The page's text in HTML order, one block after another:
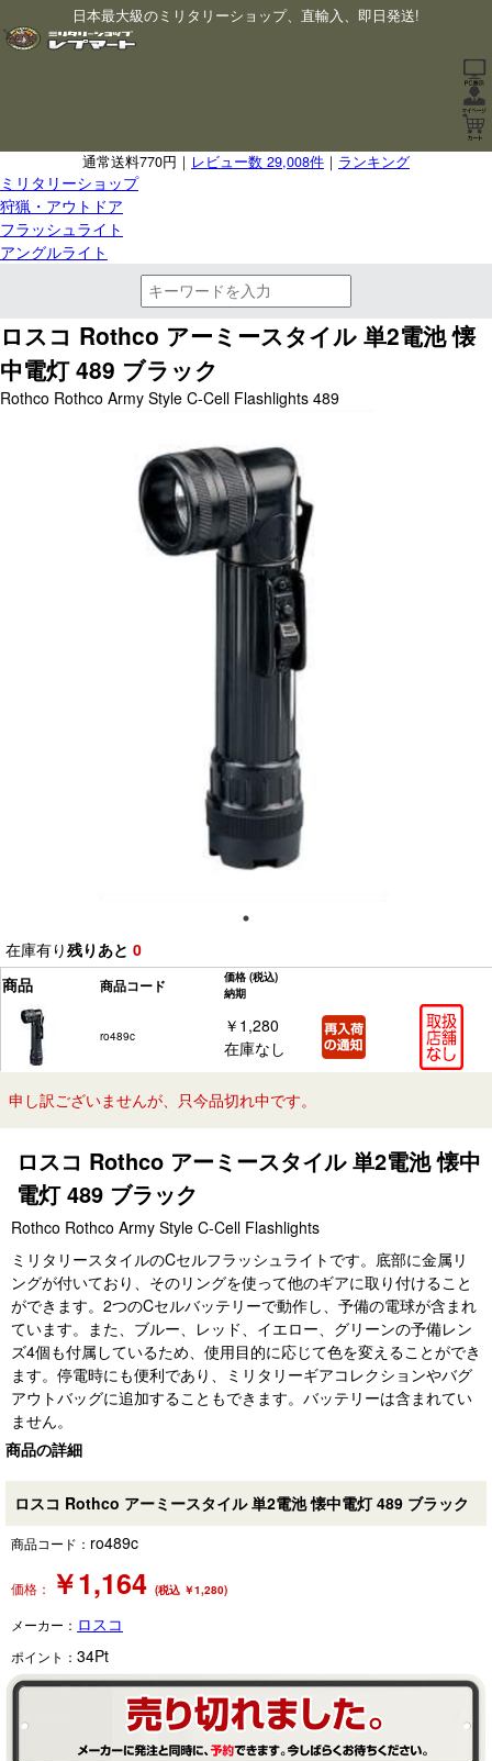
日本最大級のミリタリーショップ、直輸入、即日発送!
通常送料770円｜ レビュー数 29,008件 ｜ ランキング
ミリタリーショップ
狩猟・アウトドア
フラッシュライト
アングルライト
ロスコ Rothco アーミースタイル 単2電池 懐
中電灯 489 ブラック
Rothco Rothco Army Style C-Cell Flashlights 489
在庫有り残りあと 0
商品
商品コード 価格 (税込)
納期
ro489c
￥1,280
在庫なし
申し訳ございませんが、只今品切れ中です。
ロスコ Rothco アーミースタイル 単2電池 懐中
電灯 489 ブラック
Rothco Rothco Army Style C-Cell Flashlights
ミリタリースタイルのCセルフラッシュライトです。底部に金属リ
ングが付いており、そのリングを使って他のギアに取り付けること
ができます。2つのCセルバッテリーで動作し、予備の電球が含まれ
ています。また、ブルー、レッド、イエロー、グリーンの予備レン
ズ4個も付属しているため、使用目的に応じて色を変えることができ
ます。停電時にも便利であり、ミリタリーギアコレクションやバグ
アウトバッグに追加することもできます。バッテリーは含まれてい
ません。
商品の詳細
ロスコ Rothco アーミースタイル 単2電池 懐中電灯 489 ブラック
商品コード： ro489c
価格： ￥1,164 (税込 ￥1,280)
メーカー： ロスコ
ポイント： 34Pt